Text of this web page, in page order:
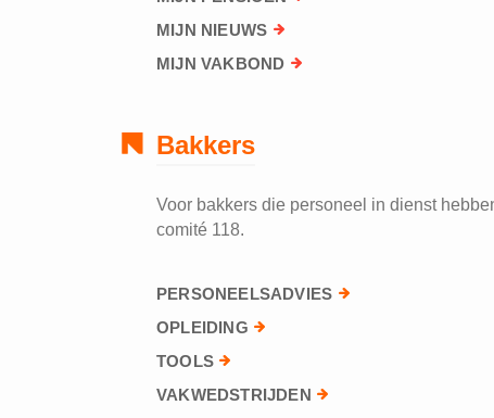
MIJN NIEUWS
MIJN VAKBOND
Bakkers
Voor bakkers die personeel in dienst
comité 118.
PERSONEELSADVIES
OPLEIDING
TOOLS
VAKWEDSTRIJDEN